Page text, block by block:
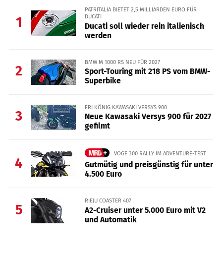
1
PATRITALIA BIETET 2,5 MILLIARDEN EURO FÜR
DUCATI
Ducati soll wieder rein italienisch
werden
2
BMW M 1000 RS NEU FÜR 2027
Sport-Touring mit 218 PS vom BMW-
Superbike
3
ERLKÖNIG KAWASAKI VERSYS 900
Neue Kawasaki Versys 900 für 2027
gefilmt
4
VOGE 300 RALLY IM ADVENTURE-TEST
Gutmütig und preisgünstig für unter
4.500 Euro
5
RIEJU COASTER 407
A2-Cruiser unter 5.000 Euro mit V2
und Automatik